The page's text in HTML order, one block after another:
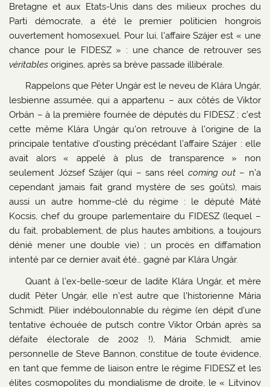
Bretagne et aux Etats-Unis dans des milieux proches du
Parti démocrate, a été le premier politicien hongrois
ouvertement homosexuel. Pour lui, l’affaire Szájer est « une
chance pour le FIDESZ » : une chance de retrouver ses
véritables origines, après sa brève passade illibérale.
Rappelons que Péter Ungár est le neveu de Klára Ungár,
lesbienne assumée, qui a appartenu – aux côtés de Viktor
Orbán – à la première fournée de députés du FIDESZ ; c’est
cette même Klára Ungár qu’on retrouve à l’origine de la
principale tentative d’ousting précédant l’affaire Szájer : elle
avait alors « appelé à plus de transparence » non
seulement József Szájer (qui – sans réel coming out – n’a
cependant jamais fait grand mystère de ses goûts), mais
aussi un autre homme-clé du régime : le député Máté
Kocsis, chef du groupe parlementaire du FIDESZ (lequel –
du fait, probablement, de plus hautes ambitions, a toujours
dénié mener une double vie) ; un procès en diffamation
intenté par ce dernier avait été… gagné par Klára Ungár.
Quant à l’ex-belle-sœur de ladite Klára Ungár, et mère
dudit Péter Ungár, elle n’est autre que l’historienne Mária
Schmidt. Pilier indéboulonnable du régime (en dépit d’une
tentative échouée de putsch contre Viktor Orbán après sa
défaite électorale de 2002 !), Mária Schmidt, amie
personnelle de Steve Bannon, constitue de toute évidence,
en tant que femme de liaison entre le régime FIDESZ et les
élites cosmopolites du mondialisme de droite, le « Litvinov